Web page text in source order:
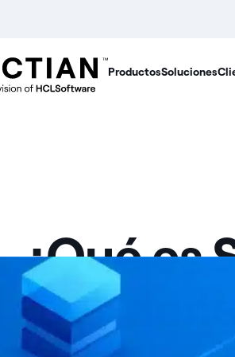
ProductosSoluciones
¿Qué es